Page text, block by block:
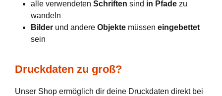
alle verwendeten Schriften sind in Pfade zu
wandeln
Bilder und andere Objekte müssen eingebettet
sein
Druckdaten zu groß?
Unser Shop ermöglich dir deine Druckdaten direkt bei